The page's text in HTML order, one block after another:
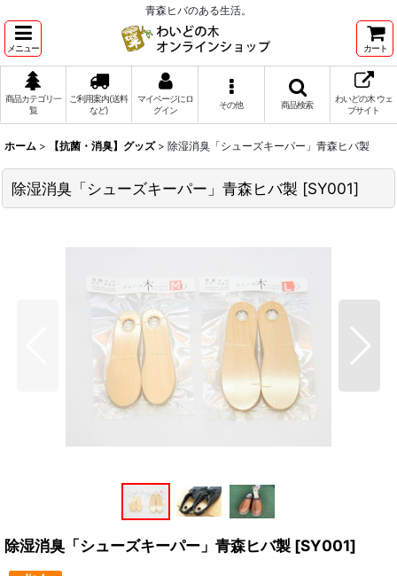
青森ヒバのある生活。
メニュー カート
商品カテゴリ一
覧
ご利用案内(送料
など)
マイページにロ
グイン
その他 商品検索
わいどの木 ウェ
ブサイト
ホーム > 【抗菌・消臭】グッズ > 除湿消臭「シューズキーパー」青森ヒバ製
除湿消臭「シューズキーパー」青森ヒバ製 [SY001]
除湿消臭「シューズキーパー」青森ヒバ製 [SY001]